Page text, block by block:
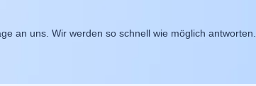
an uns. Wir werden so schnell wie möglich antworten.